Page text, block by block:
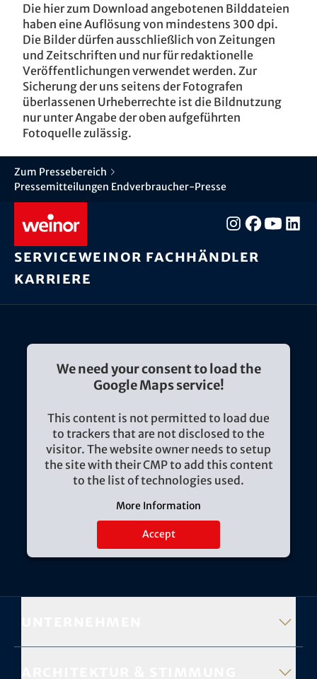
Die hier zum Download angebotenen Bilddateien
haben eine Auflösung von mindestens 300 dpi.
Die Bilder dürfen ausschließlich von Zeitungen
und Zeitschriften und nur für redaktionelle
Veröffentlichungen verwendet werden. Zur
Sicherung der uns seitens der Fotografen
überlassenen Urheberrechte ist die Bildnutzung
nur unter Angabe der oben aufgeführten
Fotoquelle zulässig.
Zum Pressebereich
Pressemitteilungen Endverbraucher-Presse
Serviceweinor Fachhändler
Karriere
We need your consent to load the
Google Maps service!
This content is not permitted to load due
to trackers that are not disclosed to the
visitor. The website owner needs to setup
the site with their CMP to add this content
to the list of technologies used.
More Information
Accept